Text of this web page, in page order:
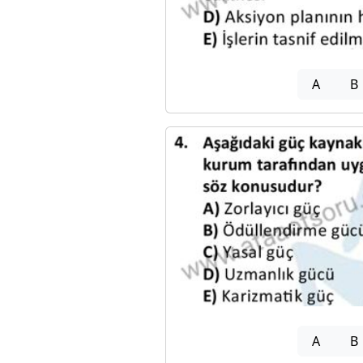
A B
A B